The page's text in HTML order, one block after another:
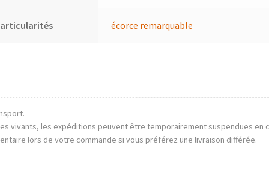
écorce remarquable
vivants, les expéditions peuvent être temporairement suspendues en
lors de votre commande si vous préférez une livraison différée.